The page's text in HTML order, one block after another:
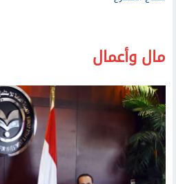
مال وأعمال